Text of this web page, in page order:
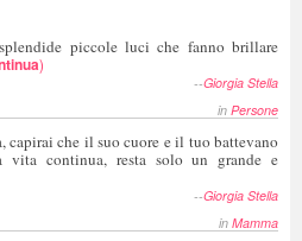
piccole luci che fanno brillare
)
--Giorgia Stella
in Persone
capirai che il suo cuore e il tuo battevano
vita continua, resta solo un grande e
--Giorgia Stella
in Mamma